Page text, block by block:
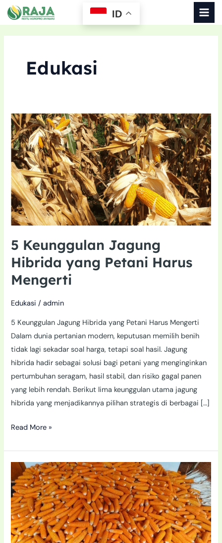
ID
Edukasi
5 Keunggulan Jagung
Hibrida yang Petani Harus
Mengerti
Edukasi /admin
5 Keunggulan Jagung Hibrida yang Petani Harus Mengerti
Dalam dunia pertanian modern, keputusan memilih benih
tidak lagi sekadar soal harga, tetapi soal hasil. Jagung
hibrida hadir sebagai solusi bagi petani yang menginginkan
pertumbuhan seragam, hasil stabil, dan risiko gagal panen
yang lebih rendah. Berikut lima keunggulan utama jagung
hibrida yang menjadikannya pilihan strategis di berbagai […]
5
Keunggulan
Jagung
Hibrida
yang
Petani
Harus
Mengerti
Read More »
Meningkatkan
Produktivitas
Dengan
Menggunakan
Jagung
Hibrida